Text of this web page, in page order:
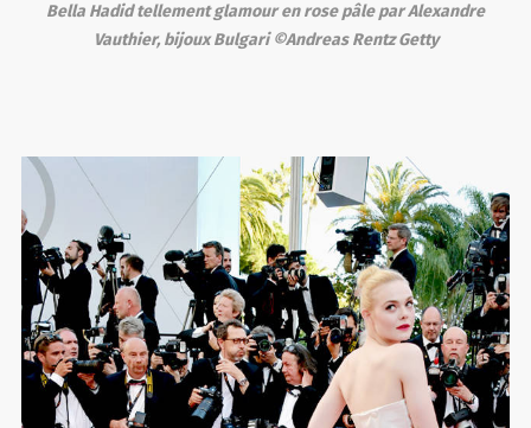
Bella Hadid tellement glamour en rose pâle par Alexandre
Vauthier, bijoux Bulgari ©Andreas Rentz Getty